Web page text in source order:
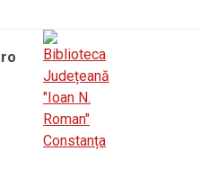
BIBLIOTECA